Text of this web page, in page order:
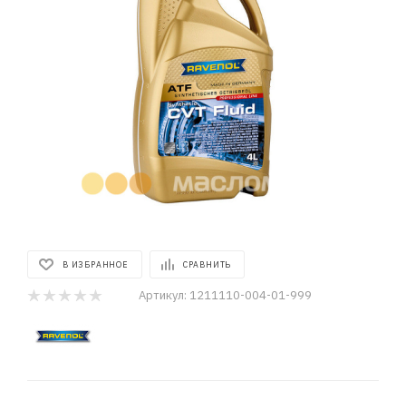
В ИЗБРАННОЕ СРАВНИТЬ
Артикул: 1211110-004-01-999